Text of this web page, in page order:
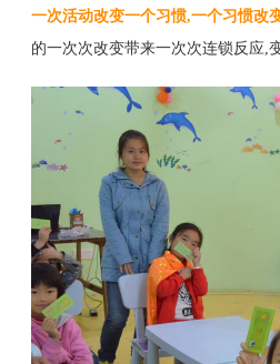
一次活动改变一个习惯,一个习惯改
的一次次改变带来一次次连锁反应,